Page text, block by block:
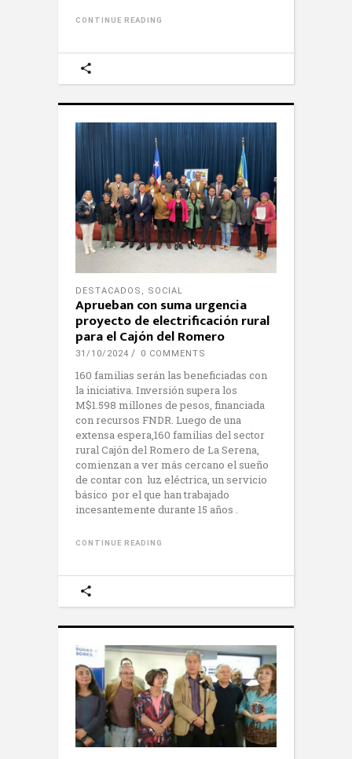
CONTINUE READING
DESTACADOS , SOCIAL
Aprueban con suma urgencia
proyecto de electrificación rural
para el Cajón del Romero
31/10/2024 0 COMMENTS
160 familias serán las beneficiadas con
la iniciativa. Inversión supera los
M$1.598 millones de pesos, financiada
con recursos FNDR. Luego de una
extensa espera,160 familias del sector
rural Cajón del Romero de La Serena,
comienzan a ver más cercano el sueño
de contar con luz eléctrica, un servicio
básico por el que han trabajado
incesantemente durante 15 años .
CONTINUE READING